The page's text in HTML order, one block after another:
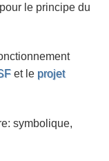
le principe du
et le projet
symbolique,